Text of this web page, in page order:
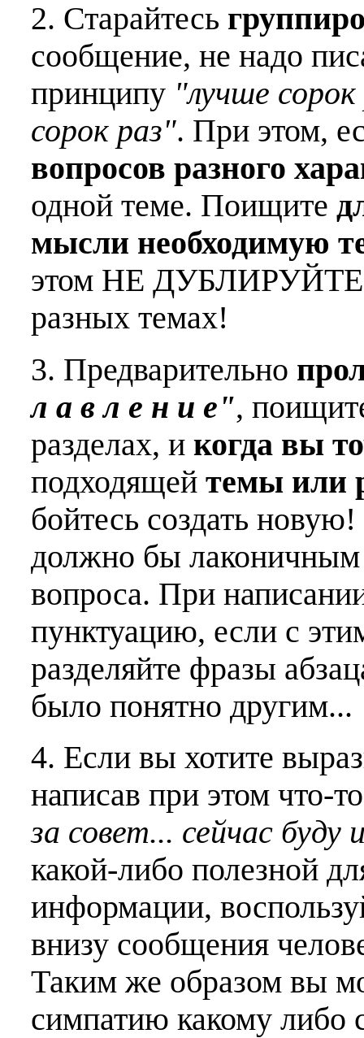
2. Старайтесь
сообщение, не надо
принципу "лучше
сорок раз". При этом,
вопросов разного
одной теме. Поищите
мысли необходимую
этом НЕ ДУБЛИРУЙТЕ
разных темах!
3. Предварительно
л а в л е н и е",
разделах, и когда вы
подходящей темы или
бойтесь создать
должно бы лаконичным
вопроса. При
пунктуацию, если с
разделяйте фразы
было понятно другим...
4. Если вы хотите
написав при этом что-
за совет... сейчас буду
какой-либо полезной
информации,
внизу сообщения
Таким же образом вы
симпатию какому